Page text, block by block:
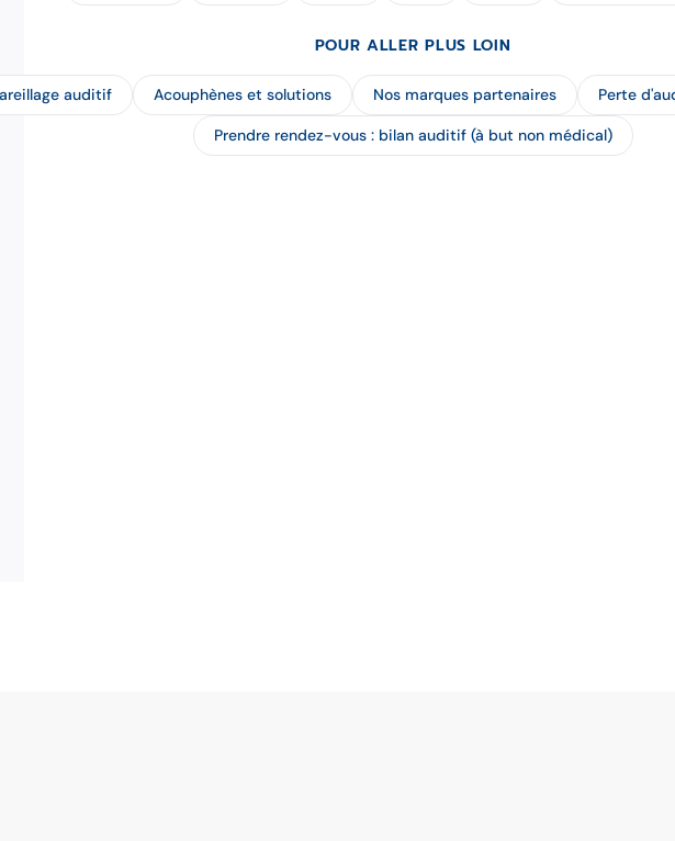
POUR ALLER PLUS LOIN
auditif Acouphènes et solutions Nos marques partenaires Perte
Prendre rendez-vous : bilan auditif (à but non médical)